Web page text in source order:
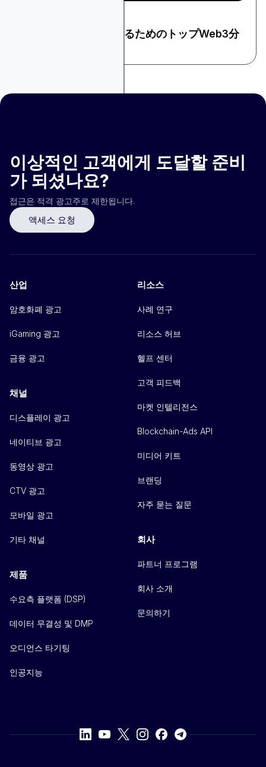
インサイトを向上させるためのトップWeb3分
이상적인 고객에게 도달할 준비
가 되셨나요?
접근은 적격 광고주로 제한됩니다.
액세스 요청
산업
암호화폐 광고
iGaming 광고
금융 광고
채널
디스플레이 광고
네이티브 광고
동영상 광고
CTV 광고
모바일 광고
기타 채널
제품
수요측 플랫폼 (DSP)
데이터 무결성 및 DMP
오디언스 타기팅
인공지능
리소스
사례 연구
리소스 허브
헬프 센터
고객 피드백
마켓 인텔리전스
Blockchain-Ads API
미디어 키트
브랜딩
자주 묻는 질문
회사
파트너 프로그램
회사 소개
문의하기